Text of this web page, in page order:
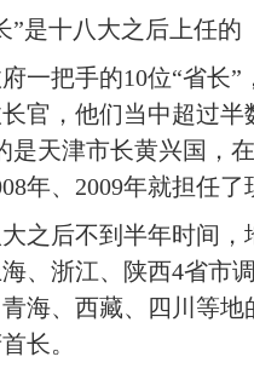
是十八大之后上任的
把手的10位“省长”
官，他们当中超过
是天津市长黄兴国，
年、2009年就担任了
后不到半年时间，
、浙江、陕西4省
海、西藏、四川等
长。